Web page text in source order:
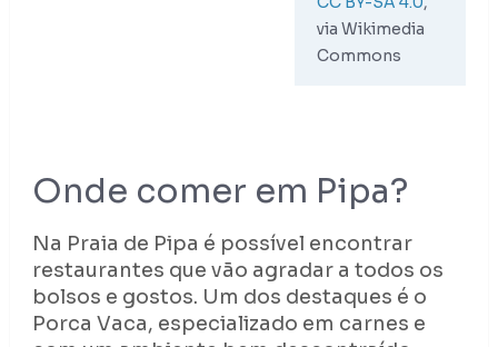
via Wikimedia
Commons
Onde comer em Pipa?
Na Praia de Pipa é possível encontrar
restaurantes que vão agradar a todos os
bolsos e gostos. Um dos destaques é o
Porca Vaca, especializado em carnes e